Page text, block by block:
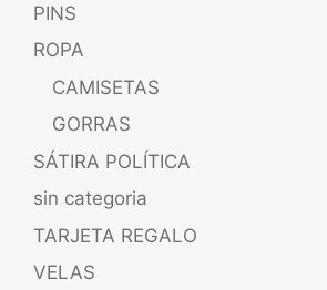
PINS
ROPA
CAMISETAS
GORRAS
SÁTIRA POLÍTICA
sin categoria
TARJETA REGALO
VELAS